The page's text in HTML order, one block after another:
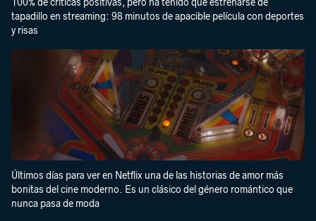
100% de críticas positivas, pero ha tenido que estrenarse de
tapadillo en streaming: 98 minutos de apacible película con deportes
y risas
Últimos días para ver en Netflix una de las historias de amor más
bonitas del cine moderno. Es un clásico del género romántico que
nunca pasa de moda